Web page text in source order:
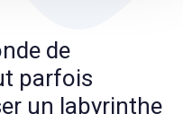
de
parfois
un labyrinthe